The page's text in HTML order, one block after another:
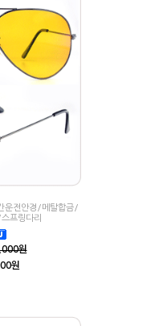
운전안경/메탈합금/
프링다리
원
원